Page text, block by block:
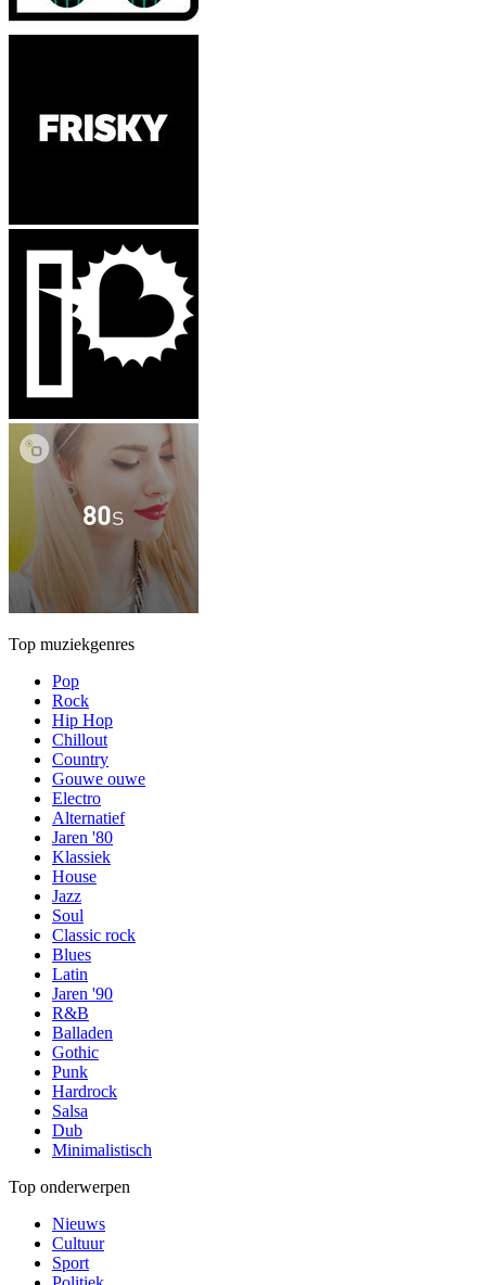
Top muziekgenres
Pop
Rock
Hip Hop
Chillout
Country
Gouwe ouwe
Electro
Alternatief
Jaren '80
Klassiek
House
Jazz
Soul
Classic rock
Blues
Latin
Jaren '90
R&B
Balladen
Gothic
Punk
Hardrock
Salsa
Dub
Minimalistisch
Top onderwerpen
Nieuws
Cultuur
Sport